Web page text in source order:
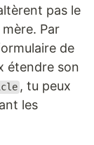
pas le
Par
de
étendre son
, tu peux
les